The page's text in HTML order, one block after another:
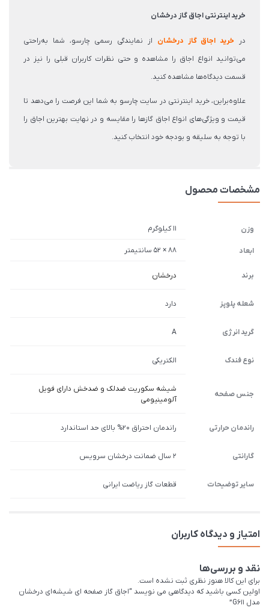
خرید اینترنتی اجاق گاز درخشان
در خرید اجاق گاز درخشان از نمایندگی رسمی چارسو، شما به‌راحتی
می‌توانید انواع اجاق را مشاهده و حتی نظرات کاربران قبلی را نیز در
قسمت دیدگاه‌ها مشاهده کنید.
علاوه‌براین، خرید اینترنتی در سایت چارسو به شما این فرصت را می‌دهد تا
قیمت و ویژگی‌های انواع اجاق گازها را مقایسه و در نهایت بهترین اجاق را
با توجه به سلیقه و بودجه خود انتخاب کنید.
مشخصات محصول
وزن 11 کیلوگرم
ابعاد 88 × 52 سانتیمتر
برند درخشان
شعله پلوپز دارد
گرید انرژی A
نوع فندک الکتریکی
جنس صفحه
شیشه سکوریت ضدلک و ضدخش دارای فویل
آلومینیومی
راندمان حرارتی راندمان احتراق 20% بالای حد استاندارد
گارانتی 2 سال ضمانت درخشان سرویس
سایر توضیحات قطعات گاز ریاضت ایرانی
امتیاز و دیدگاه کاربران
نقد و بررسی‌ها
برای این کالا هنوز نظری ثبت نشده است.
اولین کسی باشید که دیدگاهی می نویسد “اجاق گاز صفحه ای شیشه‌ای درخشان
مدل G611”